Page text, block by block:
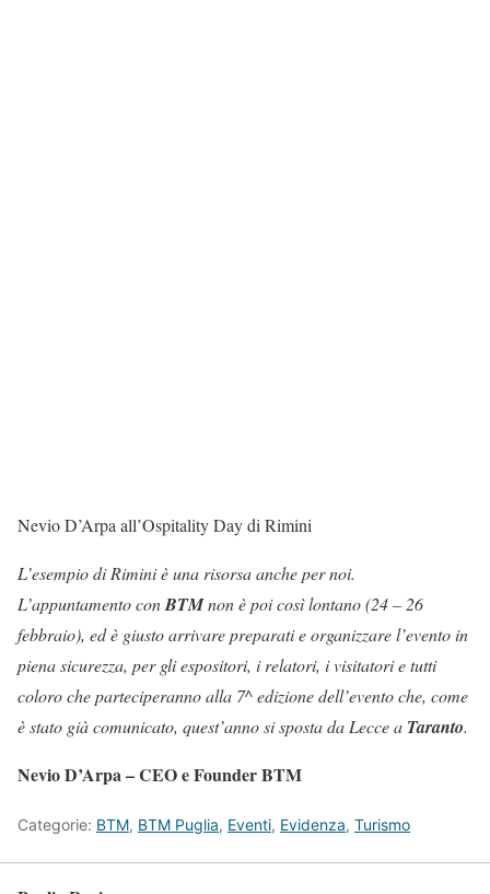
Nevio D’Arpa all’Ospitality Day di Rimini
L’esempio di Rimini è una risorsa anche per noi.
L’appuntamento conBTMnon è poi così lontano (24 – 26
febbraio), ed è giusto arrivare preparati e organizzare l’evento in
piena sicurezza, per gli espositori, i relatori, i visitatori e tutti
coloro che parteciperanno alla 7^ edizione dell’evento che, come
è stato già comunicato, quest’anno si sposta da Lecce a Taranto.
Nevio D’Arpa – CEO e Founder BTM
Categorie: BTM, BTM Puglia, Eventi, Evidenza, Turismo